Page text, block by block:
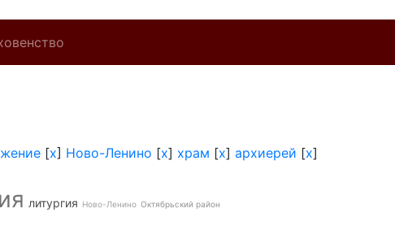
[x] Ново-Ленино [x] храм [x] архиерей [x]
литургия Ново-Ленино Октябрьский район